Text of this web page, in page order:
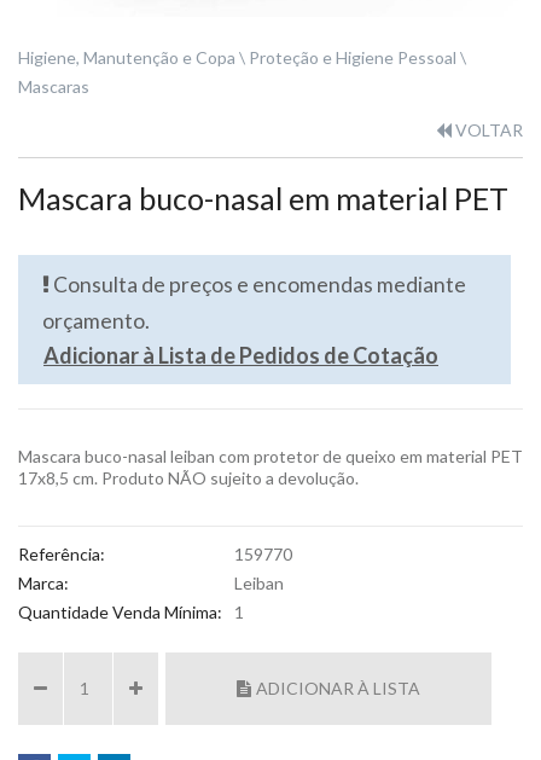
Higiene, Manutenção e Copa
Proteção e Higiene Pessoal
Mascaras
VOLTAR
Mascara buco-nasal em material PET
Consulta de preços e encomendas mediante
orçamento.
Adicionar à Lista de Pedidos de Cotação
Mascara buco-nasal leiban com protetor de queixo em material PET
17x8,5 cm. Produto NÃO sujeito a devolução.
Referência:
159770
Marca:
Leiban
Quantidade Venda Mínima:
1
ADICIONAR À LISTA